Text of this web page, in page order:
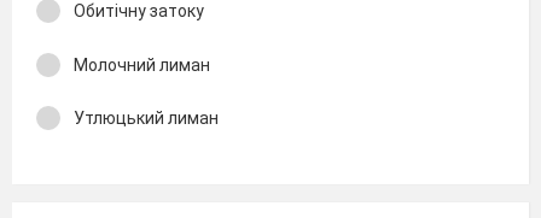
Обитічну затоку
Молочний лиман
Утлюцький лиман